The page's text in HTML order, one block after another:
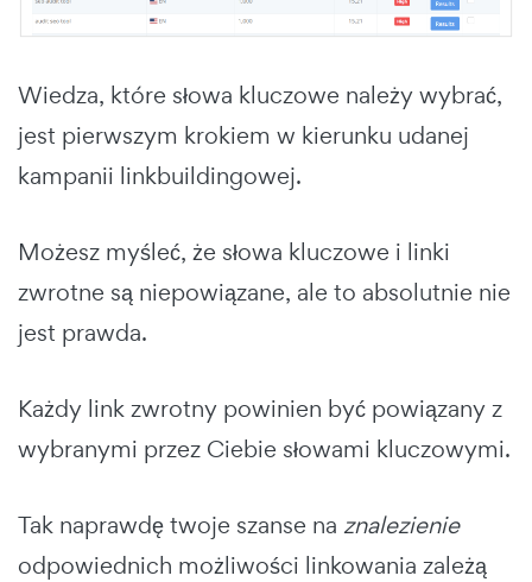
Wiedza, które słowa kluczowe należy wybrać,
jest pierwszym krokiem w kierunku udanej
kampanii linkbuildingowej.
Możesz myśleć, że słowa kluczowe i linki
zwrotne są niepowiązane, ale to absolutnie nie
jest prawda.
Każdy link zwrotny powinien być powiązany z
wybranymi przez Ciebie słowami kluczowymi.
Tak naprawdę twoje szanse na znalezienie
odpowiednich możliwości linkowania zależą